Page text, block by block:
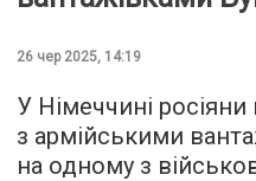
26 чер 2025, 14:19
У Німеччині
з армійськими
на одному з